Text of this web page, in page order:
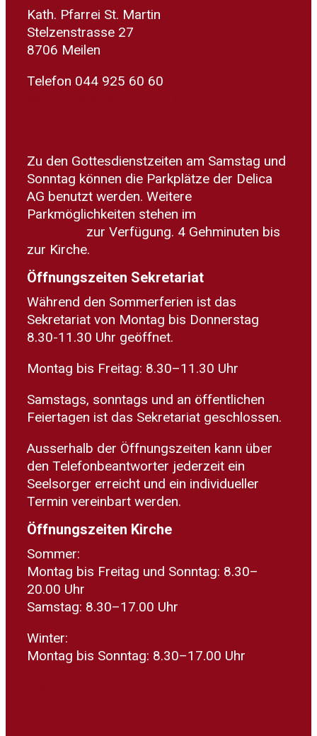
Kath. Pfarrei St. Martin
Stelzenstrasse 27
8706 Meilen
Telefon 044 925 60 60
Zu den Gottesdienstzeiten am Samstag und
Sonntag können die Parkplätze der Delica
AG benutzt werden. Weitere
Parkmöglichkeiten stehen im
zur Verfügung. 4 Gehminuten bis
zur Kirche.
Öffnungszeiten Sekretariat
Während den Sommerferien ist das
Sekretariat von Montag bis Donnerstag
8.30-11.30 Uhr geöffnet.
Montag bis Freitag: 8.30–11.30 Uhr
Samstags, sonntags und an öffentlichen
Feiertagen ist das Sekretariat geschlossen.
Ausserhalb der Öffnungszeiten kann über
den Telefonbeantworter jederzeit ein
Seelsorger erreicht und ein individueller
Termin vereinbart werden.
Öffnungszeiten Kirche
Sommer:
Montag bis Freitag und Sonntag: 8.30–
20.00 Uhr
Samstag: 8.30–17.00 Uhr
Winter:
Montag bis Sonntag: 8.30–17.00 Uhr